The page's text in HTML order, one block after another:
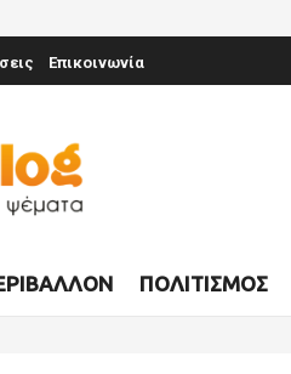
Επικοινωνία
ΠΟΛΙΤΙΣΜΌΣ